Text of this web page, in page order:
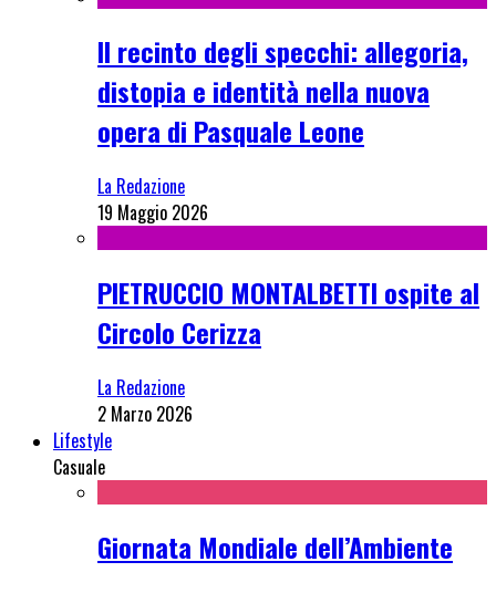
Il recinto degli specchi: allegoria,
distopia e identità nella nuova
opera di Pasquale Leone
La Redazione
19 Maggio 2026
PIETRUCCIO MONTALBETTI ospite al
Circolo Cerizza
La Redazione
2 Marzo 2026
Lifestyle
Casuale
Giornata Mondiale dell’Ambiente